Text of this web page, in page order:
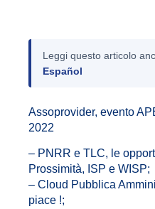
Leggi questo articolo
Español
Assoprovider, evento
2022
– PNRR e TLC, le
Prossimità, ISP e WISP;
– Cloud Pubblica
piace !;